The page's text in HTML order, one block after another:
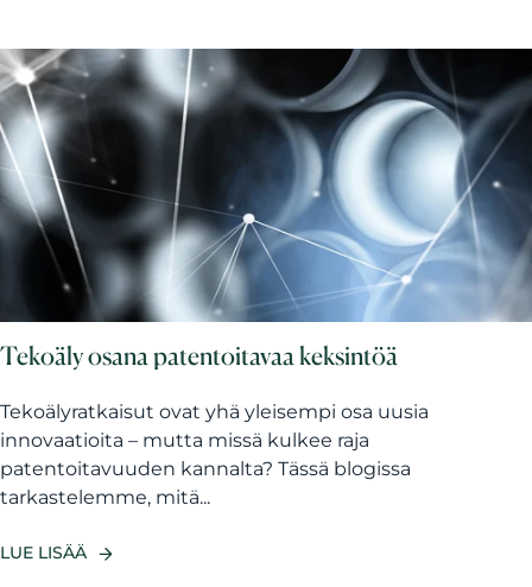
Tekoäly osana patentoitavaa keksintöä
Tekoälyratkaisut ovat yhä yleisempi osa uusia
innovaatioita – mutta missä kulkee raja
patentoitavuuden kannalta? Tässä blogissa
tarkastelemme, mitä...
LUE LISÄÄ